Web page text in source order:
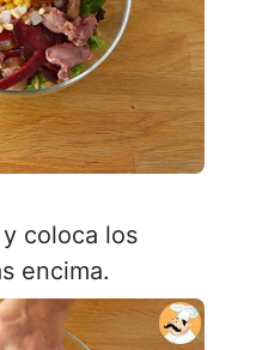
coloca los
encima.